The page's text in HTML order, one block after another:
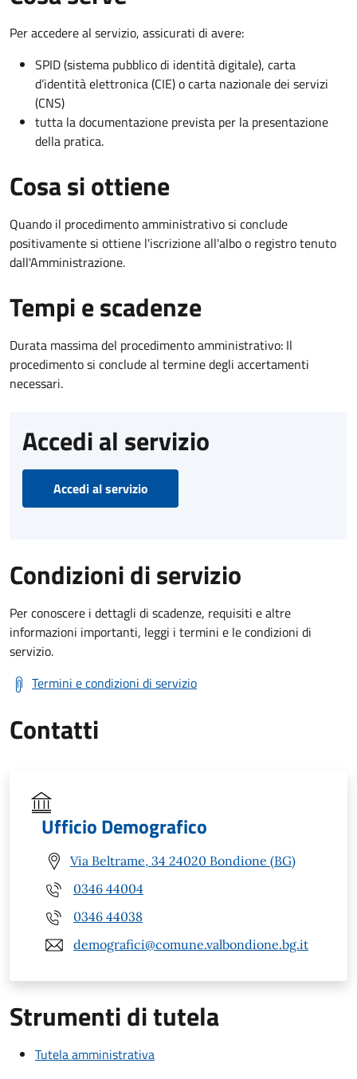
Per accedere al servizio, assicurati di avere:
SPID (sistema pubblico di identità digitale), carta
d’identità elettronica (CIE) o carta nazionale dei servizi
(CNS)
tutta la documentazione prevista per la presentazione
della pratica.
Cosa si ottiene
Quando il procedimento amministrativo si conclude
positivamente si ottiene l'iscrizione all'albo o registro tenuto
dall'Amministrazione.
Tempi e scadenze
Durata massima del procedimento amministrativo: Il
procedimento si conclude al termine degli accertamenti
necessari.
Accedi al servizio
Accedi al servizio
Condizioni di servizio
Per conoscere i dettagli di scadenze, requisiti e altre
informazioni importanti, leggi i termini e le condizioni di
servizio.
Termini e condizioni di servizio
Contatti
Ufficio Demografico
Via Beltrame, 34 24020 Bondione (BG)
0346 44004
0346 44038
demografici@comune.valbondione.bg.it
Strumenti di tutela
Tutela amministrativa